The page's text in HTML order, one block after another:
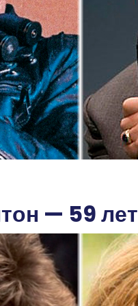
— 59 лет